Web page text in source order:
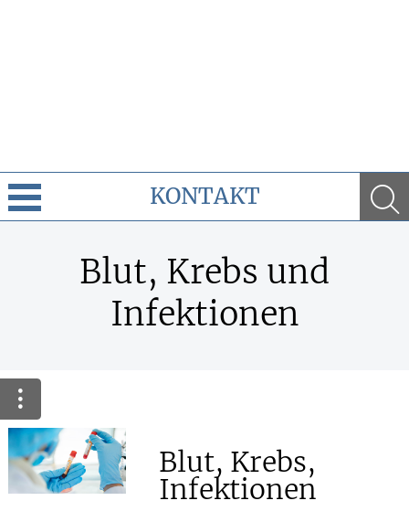
KONTAKT
Krankheiten & Therapie
HOMÖOPATHIE
GESUND IM ALTER
Blut, Krebs und
Infektionen
Blut, Krebs,
Infektionen